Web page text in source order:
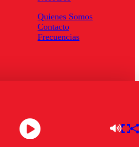
Quienes Somos
Contacto
Frecuencias